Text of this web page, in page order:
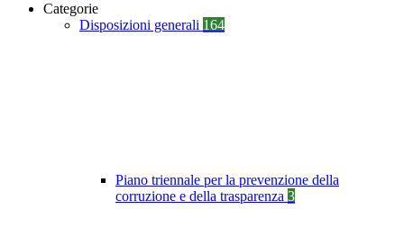
Categorie
Disposizioni generali 164
Piano triennale per la prevenzione della
corruzione e della trasparenza 3